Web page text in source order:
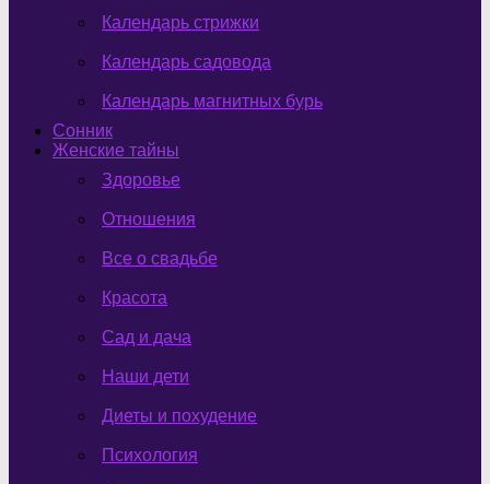
Календарь стрижки
Календарь садовода
Календарь магнитных бурь
Сонник
Женские тайны
Здоровье
Отношения
Все о свадьбе
Красота
Сад и дача
Наши дети
Диеты и похудение
Психология